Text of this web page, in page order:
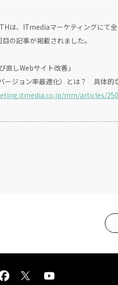
は、ITmediaマーケティングにて
の記事が掲載されました。
直しWebサイト改善」
ジョン率最適化）とは？ 具体的
mm/articles/